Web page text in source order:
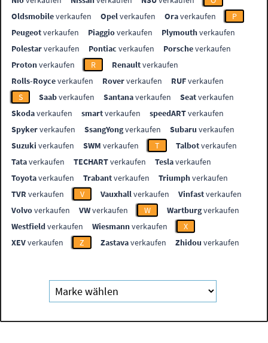
Oldsmobileverkaufen Opelverkaufen Oraverkaufen
P
Peugeotverkaufen Piaggioverkaufen Plymouthverkaufen
Polestarverkaufen Pontiac verkaufen Porscheverkaufen
Protonverkaufen R Renaultverkaufen
Rolls-Royceverkaufen Roververkaufen RUFverkaufen
S
Saabverkaufen Santanaverkaufen Seatverkaufen
Skodaverkaufen smartverkaufen speedARTverkaufen
Spykerverkaufen SsangYongverkaufen Subaru verkaufen
Suzuki verkaufen SWM verkaufen T Talbotverkaufen
Tataverkaufen TECHARTverkaufen Teslaverkaufen
Toyotaverkaufen Trabantverkaufen Triumphverkaufen
TVR verkaufen V Vauxhallverkaufen Vinfastverkaufen
Volvoverkaufen VWverkaufen W Wartburgverkaufen
Westfieldverkaufen Wiesmannverkaufen
X
XEVverkaufen Z Zastavaverkaufen Zhidou verkaufen